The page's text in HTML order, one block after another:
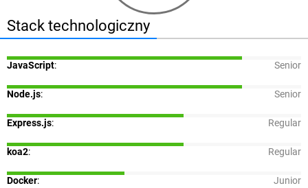
Stack technologiczny
JavaScript: Senior
Node.js: Senior
Express.js: Regular
koa2: Regular
Docker: Junior